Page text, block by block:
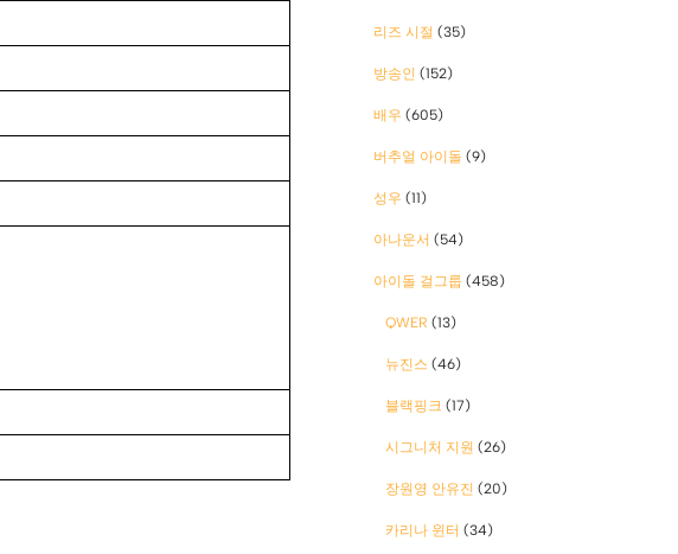
리즈 시절 (35)
방송인 (152)
배우 (605)
버추얼 아이돌 (9)
성우 (11)
아나운서 (54)
아이돌 걸그룹 (458)
QWER (13)
뉴진스 (46)
블랙핑크 (17)
시그니처 지원 (26)
장원영 안유진 (20)
카리나 윈터 (34)